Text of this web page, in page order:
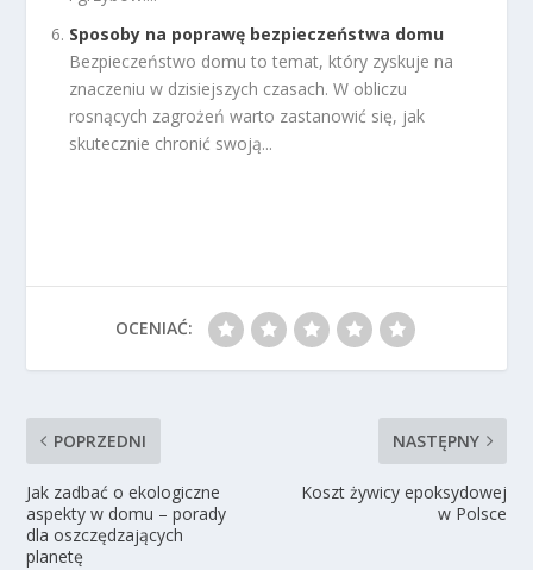
Sposoby na poprawę bezpieczeństwa domu
Bezpieczeństwo domu to temat, który zyskuje na
znaczeniu w dzisiejszych czasach. W obliczu
rosnących zagrożeń warto zastanowić się, jak
skutecznie chronić swoją...
OCENIAĆ:
POPRZEDNI
Jak zadbać o ekologiczne
aspekty w domu – porady
dla oszczędzających
planetę
NASTĘPNY
Koszt żywicy epoksydowej
w Polsce